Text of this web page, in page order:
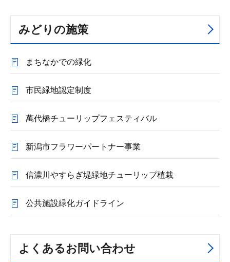
みどりの施策
まちなかでの緑化
市民緑地認定制度
萬代橋チューリップフェスティバル
新潟市フラワーパートナー事業
信濃川やすらぎ堤緑地チューリップ植栽
公共施設緑化ガイドライン
よくあるお問い合わせ